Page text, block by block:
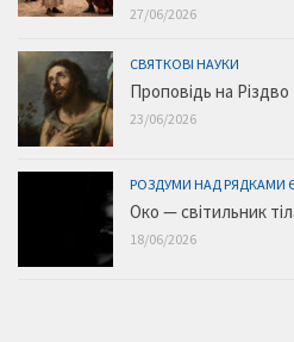
27/06/2026
СВЯТКОВІ НАУКИ
Проповідь на
23/06/2026
РОЗДУМИ НАД РЯДКАМИ
Око — світильник
18/06/2026